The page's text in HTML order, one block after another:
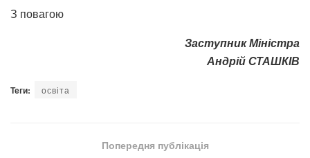
З повагою
Заступник Міністра
Андрій СТАШКІВ
Теги: освіта
Попередня публікація